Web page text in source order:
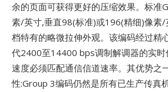
余的页面可获得更好的压缩效果。标准
素/英寸,垂直98(标准)或196(精细)像素/
档特有的略微拉伸外观。该编码经过精
代2400至14400 bps调制解调器的实时
速度必须匹配通信信道速率。其优势之
性:Group 3编码仍然是所有已生产传真